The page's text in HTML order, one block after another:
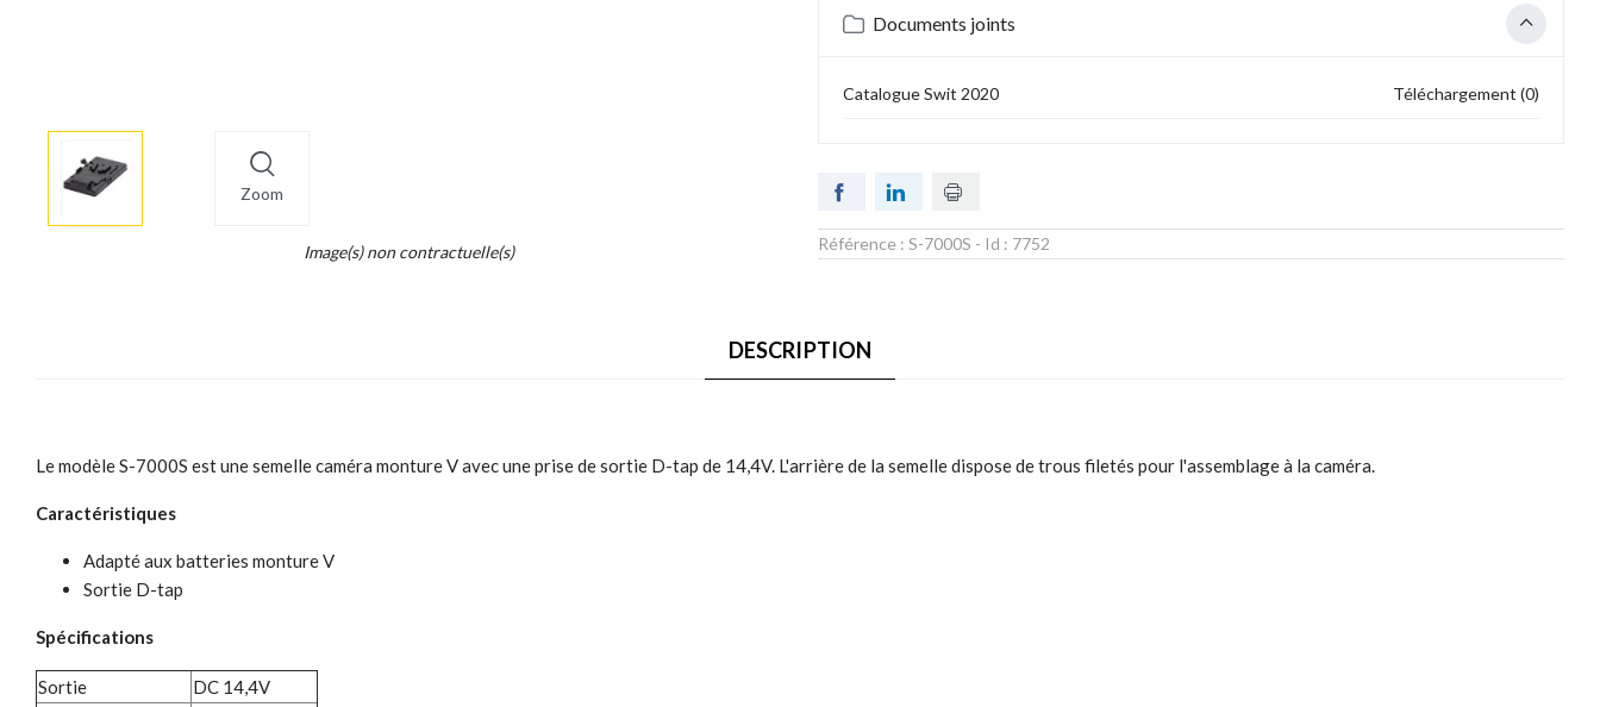
Zoom
More
info
Image(s) non contractuelle(s)
Documents joints
Catalogue Swit 2020 Téléchargement (0)
Référence : S-7000S - Id : 7752
DESCRIPTION
Le modèle S-7000S est une semelle caméra monture V avec une prise de sortie D-tap de 14,4V. L'arrière de la semelle dispose de trous filetés pour l'assemblage à la caméra.
Caractéristiques
Adapté aux batteries monture V
Sortie D-tap
Spécifications
Sortie
DC 14,4V